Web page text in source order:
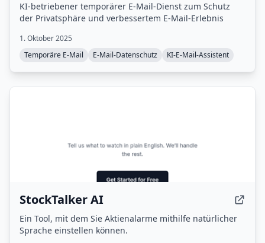
KI-betriebener temporärer E-Mail-Dienst zum Schutz
der Privatsphäre und verbessertem E-Mail-Erlebnis
1. Oktober 2025
Temporäre E-Mail
E-Mail-Datenschutz KI-E-Mail-Assistent
StockTalker AI
Ein Tool, mit dem Sie Aktienalarme mithilfe natürlicher
Sprache einstellen können.